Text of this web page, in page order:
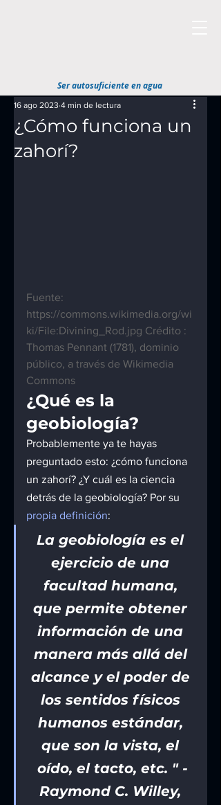
Ser autosuficiente en agua
¿Cómo funciona un
zahorí?
16 ago 2023 4 min de lectura
Fuente:
https://commons.wikimedia.org/wi
ki/File:Divining_Rod.jpg Crédito :
Thomas Pennant (1781), dominio
público, a través de Wikimedia
Commons
¿Qué es la
geobiología?
Probablemente ya te hayas
preguntado esto: ¿cómo funciona
un zahorí? ¿Y cuál es la ciencia
detrás de la geobiología? Por su
propia definición:
La geobiología es el
ejercicio de una
facultad humana,
que permite obtener
información de una
manera más allá del
alcance y el poder de
los sentidos físicos
humanos estándar,
que son la vista, el
oído, el tacto, etc. " -
Raymond C. Willey,